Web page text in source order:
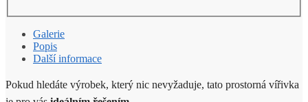
Galerie
Popis
Další informace
Pokud hledáte výrobek, který nic nevyžaduje, tato prostorná vířivka